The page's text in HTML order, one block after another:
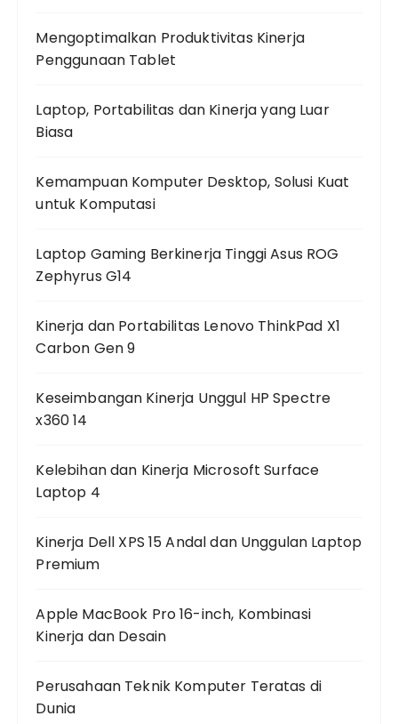
Mengoptimalkan Produktivitas Kinerja
Penggunaan Tablet
Laptop, Portabilitas dan Kinerja yang Luar
Biasa
Kemampuan Komputer Desktop, Solusi Kuat
untuk Komputasi
Laptop Gaming Berkinerja Tinggi Asus ROG
Zephyrus G14
Kinerja dan Portabilitas Lenovo ThinkPad X1
Carbon Gen 9
Keseimbangan Kinerja Unggul HP Spectre
x360 14
Kelebihan dan Kinerja Microsoft Surface
Laptop 4
Kinerja Dell XPS 15 Andal dan Unggulan Laptop
Premium
Apple MacBook Pro 16-inch, Kombinasi
Kinerja dan Desain
Perusahaan Teknik Komputer Teratas di
Dunia